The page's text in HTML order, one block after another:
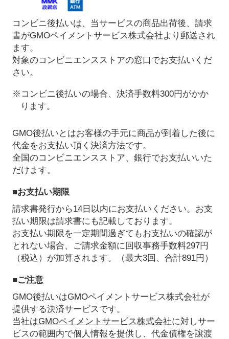
コンビニ後払いは、当サービスの商品出荷後、請求
書がGMOペイメントサービス株式会社より郵送され
ます。
対象のコンビニエンスストアの窓口でお支払いくだ
さい。
※コンビニ後払いの場合、決済手数料300円がかか
ります。
GMO後払いとはお客様の手元に商品が到着した後に
代金をお支払い頂く決済方法です。
全国のコンビニエンスストア、銀行でお支払いいた
だけます。
■お支払い期限
請求書発行から14日以内にお支払いください。お支
払い期限は請求書にも記載しております。
お支払い期限を一定期間過ぎてもお支払いの確認が
とれない場合、ご請求金額に回収事務手数料297円
（税込）が加算されます。（最大3回、合計891円）
■ご注意
GMO後払いはGMOペイメントサービス株式会社が
提供する決済サービスです。
当社はGMOペイメントサービス株式会社に対しサー
ビスの範囲内で個人情報を提供し、代金債権を譲渡